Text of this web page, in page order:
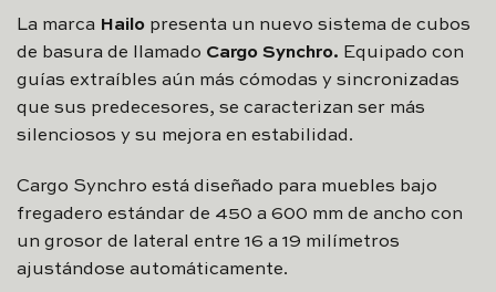
La marca Hailo presenta un nuevo sistema de cubos
de basura de llamado Cargo Synchro. Equipado con
guías extraíbles aún más cómodas y sincronizadas
que sus predecesores, se caracterizan ser más
silenciosos y su mejora en estabilidad.
Cargo Synchro está diseñado para muebles bajo
fregadero estándar de 450 a 600 mm de ancho con
un grosor de lateral entre 16 a 19 milímetros
ajustándose automáticamente.